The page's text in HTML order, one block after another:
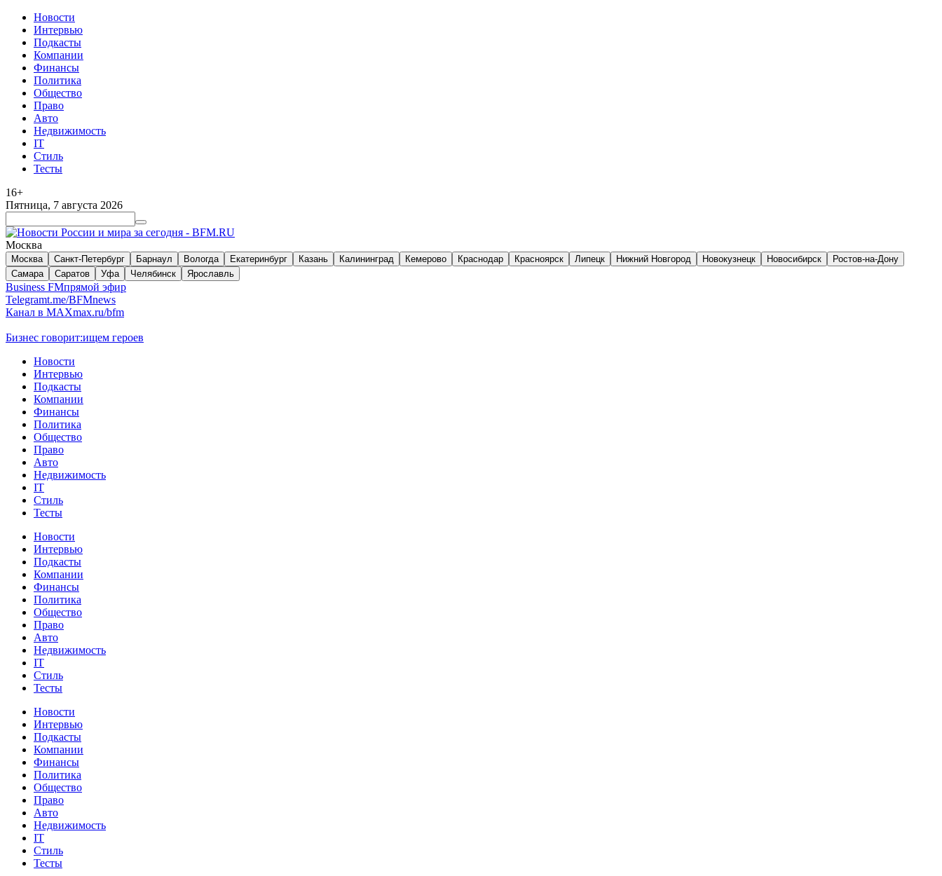
Новости
Интервью
Подкасты
Компании
Финансы
Политика
Общество
Право
Авто
Недвижимость
IT
Стиль
Тесты
16+
Пятница, 7 августа 2026
Москва
Москва Санкт-Петербург Барнаул Вологда Екатеринбург Казань Калининград Кемерово Краснодар Красноярск Липецк Нижний Новгород Новокузнецк Новосибирск
Ростов-на-Дону
Самара
Саратов Уфа Челябинск Ярославль
Business FMпрямой эфир
Telegramt.me/BFMnews
Канал в MAXmax.ru/bfm
Бизнес говорит:ищем героев
Новости
Интервью
Подкасты
Компании
Финансы
Политика
Общество
Право
Авто
Недвижимость
IT
Стиль
Тесты
Новости
Интервью
Подкасты
Компании
Финансы
Политика
Общество
Право
Авто
Недвижимость
IT
Стиль
Тесты
Новости
Интервью
Подкасты
Компании
Финансы
Политика
Общество
Право
Авто
Недвижимость
IT
Стиль
Тесты